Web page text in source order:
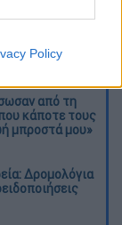
Policy
από τη
κάποτε τους
μπροστά μου»
Δρομολόγια